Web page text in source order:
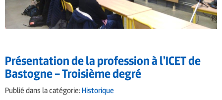
Présentation de la profession à l’ICET de
Bastogne – Troisième degré
Publié dans la catégorie:Historique